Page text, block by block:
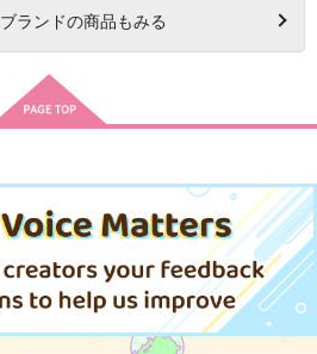
ランドの商品もみる